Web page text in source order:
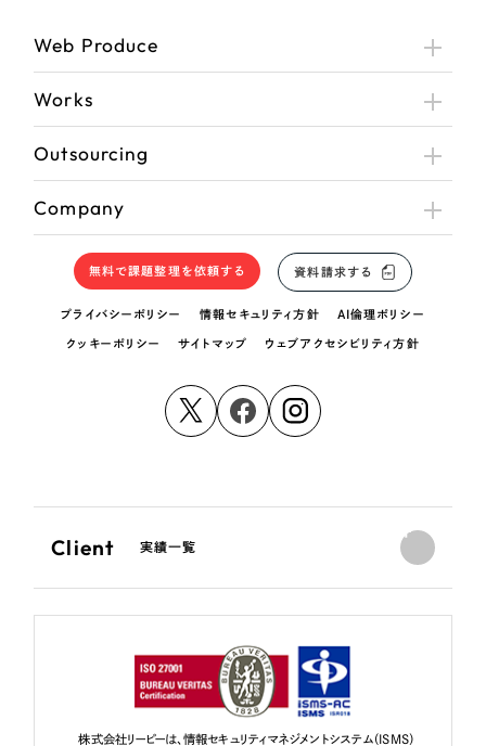
Web Produce
Works
Outsourcing
Company
無料で課題整理を依頼する 資料請求する
プライバシーポリシー 情報セキュリティ方針 AI倫理ポリシー
クッキーポリシー サイトマップ ウェブアクセシビリティ方針
Client 実績一覧
株式会社リーピーは、情報セキュリティマネジメントシステム（ISMS）